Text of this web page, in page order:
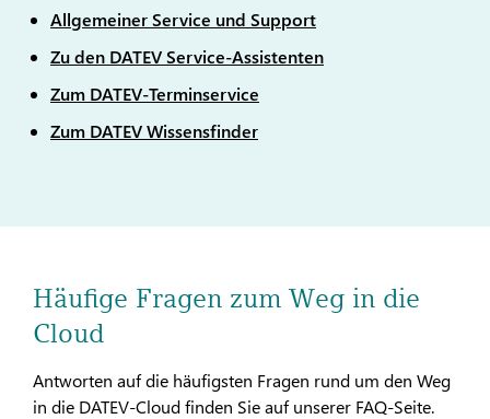
Allgemeiner Service und Support
Zu den DATEV Service-Assistenten
Zum DATEV-Terminservice
Zum DATEV Wissensfinder
Häufige Fragen zum Weg in die
Cloud
Antworten auf die häufigsten Fragen rund um den Weg
in die DATEV-Cloud finden Sie auf unserer FAQ-Seite.